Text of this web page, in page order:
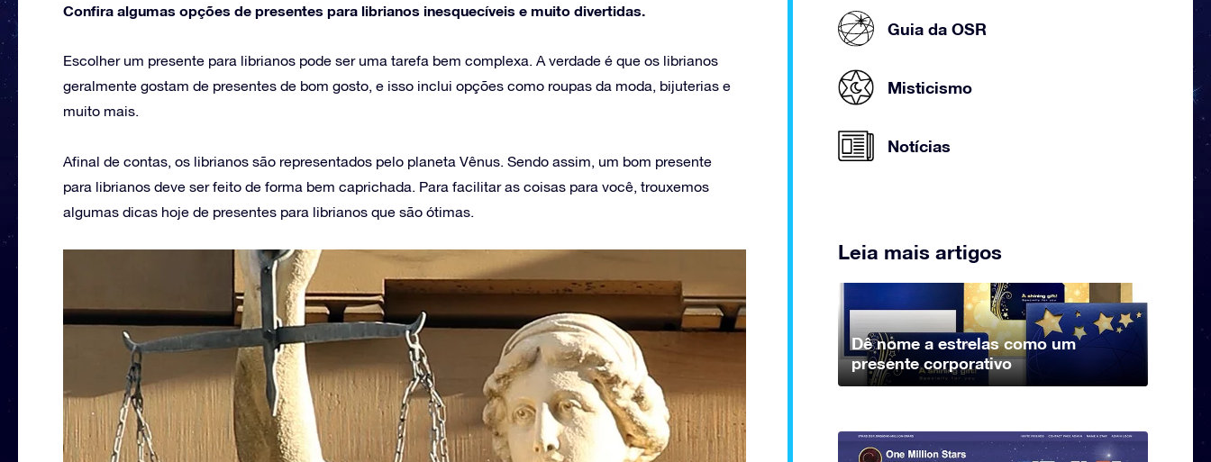
Confira algumas opções de presentes para librianos inesquecíveis e muito divertidas.
Escolher um presente para librianos pode ser uma tarefa bem complexa. A verdade é que os librianos
geralmente gostam de presentes de bom gosto, e isso inclui opções como roupas da moda, bijuterias e
muito mais.
Afinal de contas, os librianos são representados pelo planeta Vênus. Sendo assim, um bom presente
para librianos deve ser feito de forma bem caprichada. Para facilitar as coisas para você, trouxemos
algumas dicas hoje de presentes para librianos que são ótimas.
Guia da OSR
Misticismo
Notícias
Leia mais artigos
Dê nome a estrelas como um
presente corporativo